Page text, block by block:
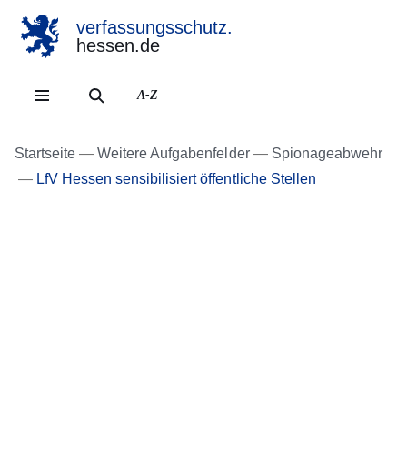
verfassungsschutz.
hessen.de
A-Z
Startseite Weitere Aufgabenfelder
Spionageabwehr
LfV Hessen sensibilisiert öffentliche Stellen